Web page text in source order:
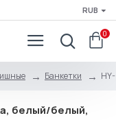
RUB
0
Банкетки
белый/белый,